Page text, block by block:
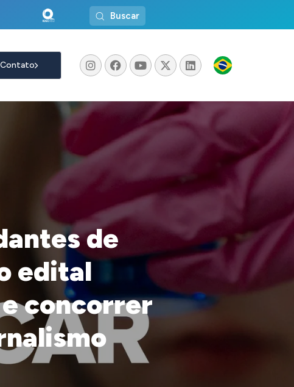
Buscar
Contato
de
edital
concorrer